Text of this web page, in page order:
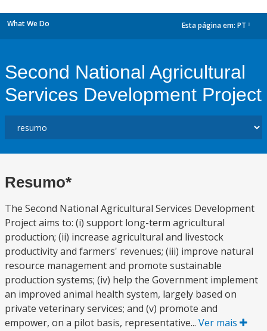
What We Do Esta página em: PT
Second National Agricultural
Services Development Project
Resumo*
The Second National Agricultural Services Development
Project aims to: (i) support long-term agricultural
production; (ii) increase agricultural and livestock
productivity and farmers' revenues; (iii) improve natural
resource management and promote sustainable
production systems; (iv) help the Government implement
an improved animal health system, largely based on
private veterinary services; and (v) promote and
empower, on a pilot basis, representative... Ver mais